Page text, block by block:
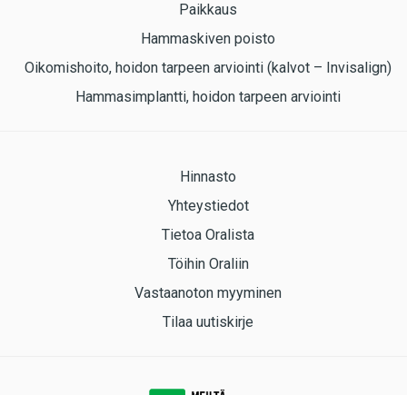
Paikkaus
Hammaskiven poisto
Oikomishoito, hoidon tarpeen arviointi (kalvot – Invisalign)
Hammasimplantti, hoidon tarpeen arviointi
Hinnasto
Yhteystiedot
Tietoa Oralista
Töihin Oraliin
Vastaanoton myyminen
Tilaa uutiskirje